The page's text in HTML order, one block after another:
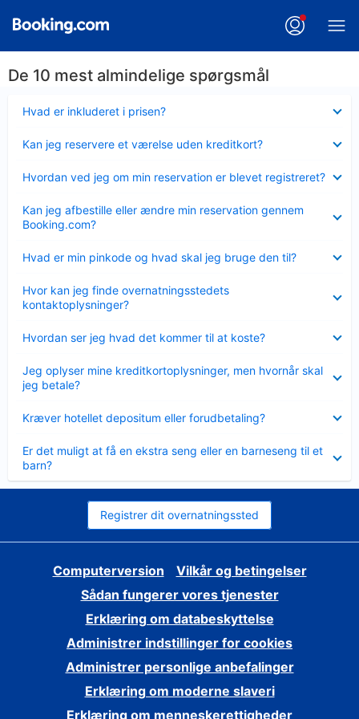
De 10 mest almindelige spørgsmål
Hvad er inkluderet i prisen?
Kan jeg reservere et værelse uden kreditkort?
Hvordan ved jeg om min reservation er blevet registreret?
Kan jeg afbestille eller ændre min reservation gennem
Booking.com?
Hvad er min pinkode og hvad skal jeg bruge den til?
Hvor kan jeg finde overnatningsstedets
kontaktoplysninger?
Hvordan ser jeg hvad det kommer til at koste?
Jeg oplyser mine kreditkortoplysninger, men hvornår skal
jeg betale?
Kræver hotellet depositum eller forudbetaling?
Er det muligt at få en ekstra seng eller en barneseng til et
barn?
Registrer dit overnatningssted
Computerversion
Vilkår og betingelser
Sådan fungerer vores tjenester
Erklæring om databeskyttelse
Administrer indstillinger for cookies
Administrer personlige anbefalinger
Erklæring om moderne slaveri
Erklæring om menneskerettigheder